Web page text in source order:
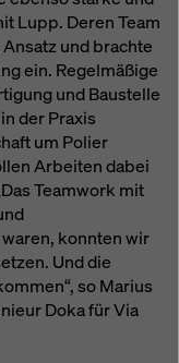
Lupp. Deren Team
und brachte
ein. Regelmäßige
und Baustelle
der Praxis
um Polier
Arbeiten dabei
Teamwork mit
konnten wir
Und die
so Marius
Doka für Via